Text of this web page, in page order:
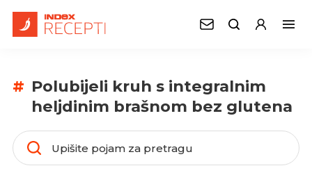
# Polubijeli kruh s integralnim
heljdinim brašnom bez glutena